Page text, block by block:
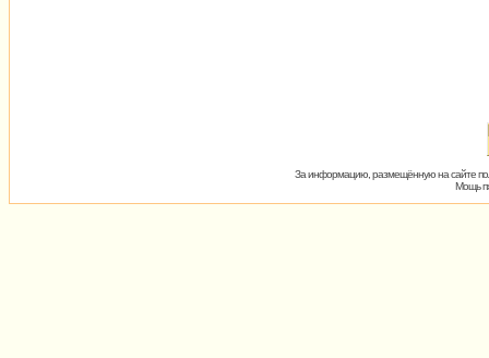
За информацию, размещённую на сайте
Мощь